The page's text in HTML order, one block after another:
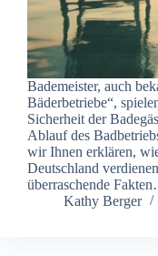
Bademeister, auch
Bäderbetriebe“,
Sicherheit der
Ablauf des
wir Ihnen erklären,
Deutschland
überraschende
Kathy Berger